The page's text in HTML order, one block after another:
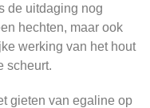
de uitdaging nog
hechten, maar ook
werking van het hout
scheurt.
gieten van egaline op